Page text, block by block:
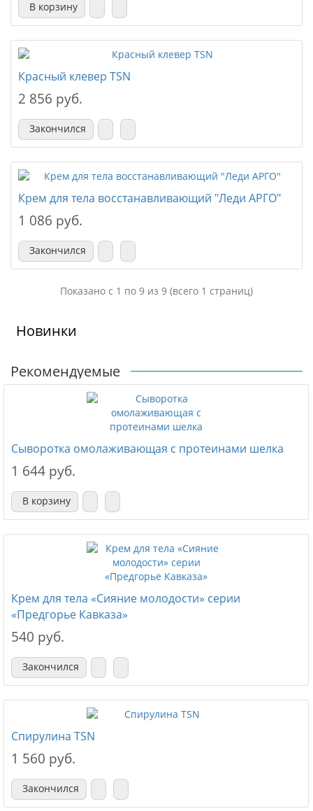
В корзину
Красный клевер ТSN
2 856 руб.
Закончился
Крем для тела восстанавливающий "Леди АРГО"
1 086 руб.
Закончился
Показано с 1 по 9 из 9 (всего 1 страниц)
Новинки
Рекомендуемые
Сыворотка омолаживающая с протеинами шелка
1 644 руб.
В корзину
Крем для тела «Сияние молодости» серии
«Предгорье Кавказа»
540 руб.
Закончился
Спирулина TSN
1 560 руб.
Закончился